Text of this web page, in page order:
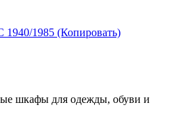
шкафы для одежды, обуви и